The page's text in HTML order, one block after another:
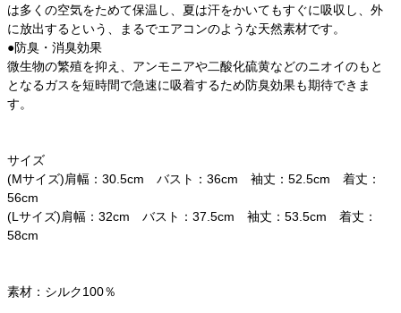
は多くの空気をためて保温し、夏は汗をかいてもすぐに吸収し、外
に放出するという、まるでエアコンのような天然素材です。
●防臭・消臭効果
微生物の繁殖を抑え、アンモニアや二酸化硫黄などのニオイのもと
となるガスを短時間で急速に吸着するため防臭効果も期待できま
す。
サイズ
(Mサイズ)肩幅：30.5cm バスト：36cm 袖丈：52.5cm 着丈：
56cm
(Lサイズ)肩幅：32cm バスト：37.5cm 袖丈：53.5cm 着丈：
58cm
素材：シルク100％